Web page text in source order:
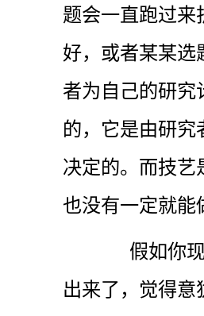
题会一直跑过来
好，或者某某选
者为自己的研究
的，它是由研究
决定的。而技艺
也没有一定就能
假如你
出来了，觉得